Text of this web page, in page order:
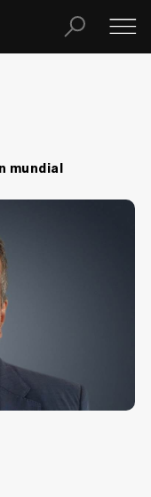
mundial